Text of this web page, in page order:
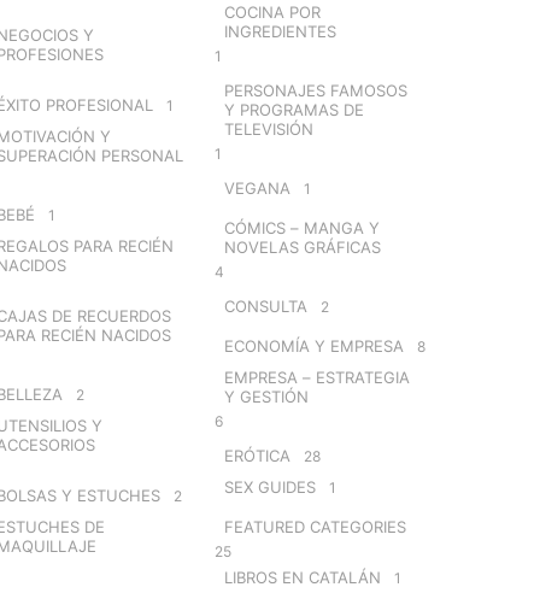
Y
PROFESIONAL 1
Y
PERSONAL
1
PARA RECIÉN
DE RECUERDOS
RECIÉN NACIDOS
2
Y
Y ESTUCHES 2
DE
COCINA POR
INGREDIENTES
1
PERSONAJES FAMOSOS
Y PROGRAMAS DE
TELEVISIÓN
1
VEGANA 1
CÓMICS – MANGA Y
NOVELAS GRÁFICAS
4
CONSULTA 2
ECONOMÍA Y EMPRESA 8
EMPRESA – ESTRATEGIA
Y GESTIÓN
6
ERÓTICA 28
SEX GUIDES 1
FEATURED CATEGORIES
25
LIBROS EN CATALÁN 1